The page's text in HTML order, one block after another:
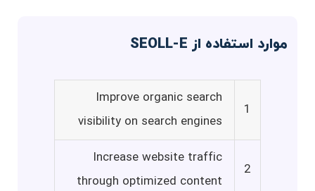
موارد استفاده از SEOLL-E
1
Improve organic search
visibility on search engines
2
Increase website traffic
through optimized content